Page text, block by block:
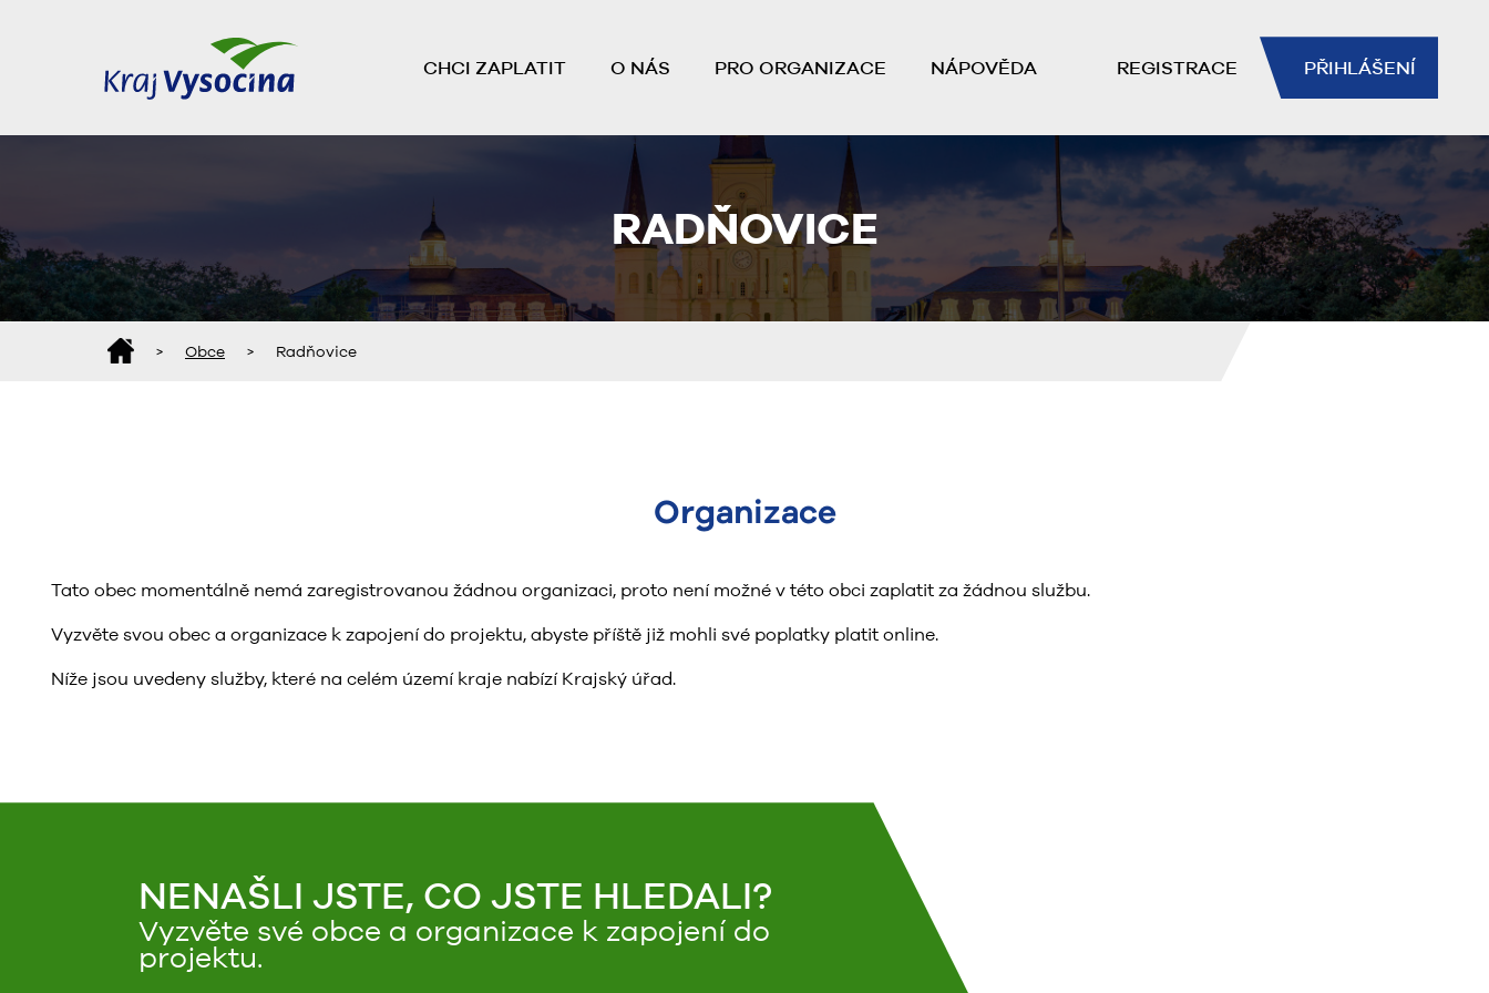
CHCI ZAPLATIT O NÁS PRO ORGANIZACE NÁPOVĚDA REGISTRACE PŘIHLÁŠENÍ
RADŇOVICE
> Obce > Radňovice
Organizace
Tato obec momentálně nemá zaregistrovanou žádnou organizaci, proto není možné v této obci zaplatit za žádnou službu.
Vyzvěte svou obec a organizace k zapojení do projektu, abyste příště již mohli své poplatky platit online.
Níže jsou uvedeny služby, které na celém území kraje nabízí Krajský úřad.
NENAŠLI JSTE, CO JSTE HLEDALI?
Vyzvěte své obce a organizace k zapojení do
projektu.